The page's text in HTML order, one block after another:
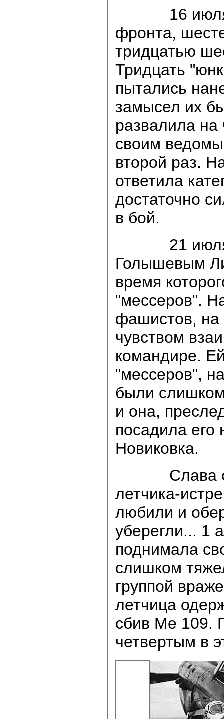
16 июля
фронта,
тридцатью
Тридцать
пытались
замысел их
развалила
своим
второй раз.
ответила
достаточно
в бой.
21 июля
Голышевым
время
"мессеров".
фашистов,
чувством
командире.
"мессеров",
были
и она,
посадила
Новиковка.
Слава о
летчика-
любили и
уберегли... 1
поднимала
слишком
группой
летчица
сбив Me 109.
четвертым в